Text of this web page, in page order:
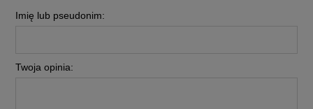
Imię lub pseudonim:
Twoja opinia: